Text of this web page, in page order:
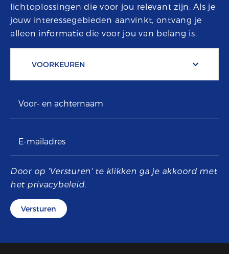
lichtoplossingen die voor jou relevant zijn. Als je
jouw interessegebieden aanvinkt, ontvang je
alleen informatie die voor jou van belang is.
VOORKEUREN
Door op 'Versturen' te klikken ga je akkoord met
het privacybeleid.
Versturen